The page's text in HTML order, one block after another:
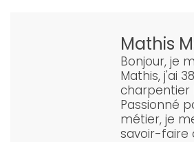
Mathis
Bonjour, je
Mathis, j'ai
charpentier
Passionné
métier, je
savoir-faire